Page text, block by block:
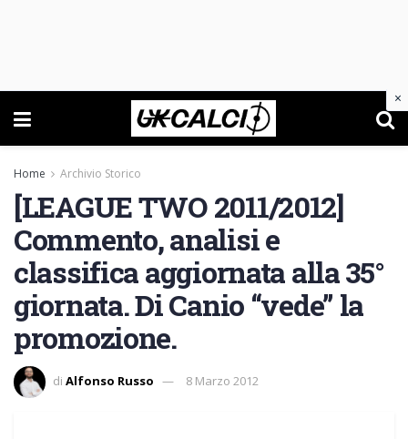
Home Archivio Storico
[LEAGUE TWO 2011/2012]
Commento, analisi e
classifica aggiornata alla 35°
giornata. Di Canio “vede” la
promozione.
di Alfonso Russo 8 Marzo 2012
×